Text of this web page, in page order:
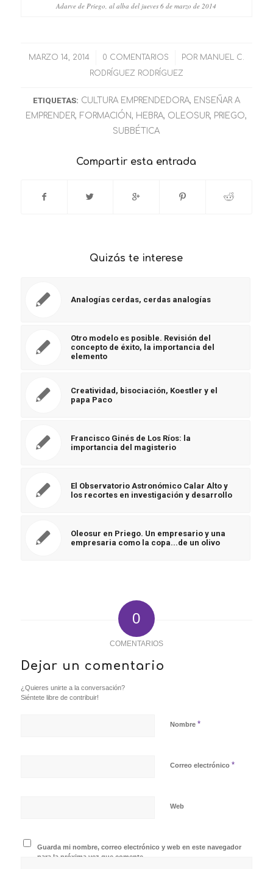
Adarve de Priego, al alba del jueves 6 de marzo de 2014
MARZO 14, 2014
/ 0 COMENTARIOS
/ POR MANUEL C.
RODRÍGUEZ RODRÍGUEZ
ETIQUETAS: CULTURA EMPRENDEDORA, ENSEÑAR A
EMPRENDER, FORMACIÓN, HEBRA, OLEOSUR, PRIEGO,
SUBBÉTICA
Compartir esta entrada
Quizás te interese
Analogías cerdas, cerdas analogías
Otro modelo es posible. Revisión del
concepto de éxito, la importancia del
elemento
Creatividad, bisociación, Koestler y el
papa Paco
Francisco Ginés de Los Ríos: la
importancia del magisterio
El Observatorio Astronómico Calar Alto y
los recortes en investigación y desarrollo
Oleosur en Priego. Un empresario y una
empresaria como la copa...de un olivo
0
COMENTARIOS
Dejar un comentario
¿Quieres unirte a la conversación?
Siéntete libre de contribuir!
Nombre *
Correo electrónico *
Web
Guarda mi nombre, correo electrónico y web en este navegador
para la próxima vez que comente.